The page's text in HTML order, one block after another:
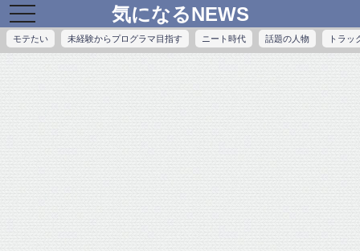
toggle
navigation
気になるNEWS
モテたい 未経験からプログラマ目指す ニート時代 話題の人物 トラッ